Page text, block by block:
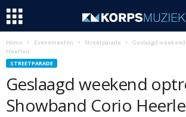
Home Evenementen Streetparade
Geslaagd
Heerlen
STREETPARADE
Geslaagd weekend
Showband Corio